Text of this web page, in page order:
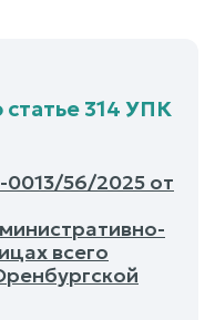
314 УПК
56/2025 от
всего